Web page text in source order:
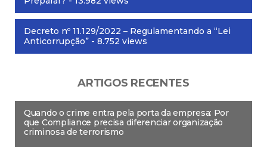
Decreto nº 11.129/2022 – Regulamentando a “Lei
Anticorrupção” - 8.752 views
ARTIGOS RECENTES
Quando o crime entra pela porta da empresa: Por
que Compliance precisa diferenciar organização
criminosa de terrorismo